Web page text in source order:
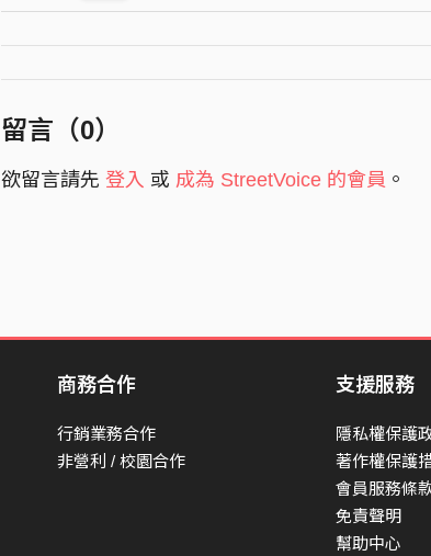
2.Black Mist (Lorenzo BITW Remix)
3.Black Mist (Nuvaman Remix)
留言（0）
欲留言請先 登入 或 成為 StreetVoice 的會員 。
商務合作
行銷業務合作
非營利 / 校園合作
支援服務
隱私權保護
著作權保護
會員服務條
免責聲明
幫助中心